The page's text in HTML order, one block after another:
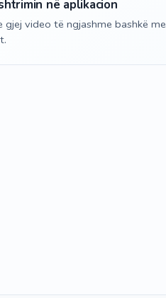
në aplikacion
gjej video të ngjashme bashkë me